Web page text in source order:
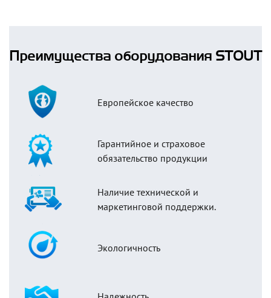
Преимущества оборудования STOUT
Европейское качество
Гарантийное и страховое
обязательство продукции
Наличие технической и
маркетинговой поддержки.
Экологичность